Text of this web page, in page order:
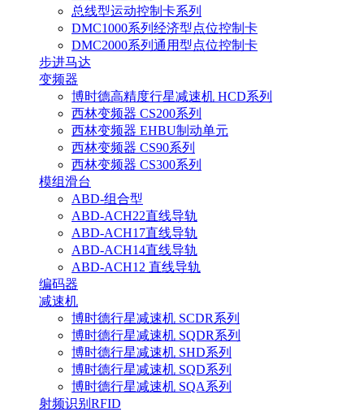
总线型运动控制卡系列
DMC1000系列经济型点位控制卡
DMC2000系列通用型点位控制卡
步进马达
变频器
博时德高精度行星减速机 HCD系列
西林变频器 CS200系列
西林变频器 EHBU制动单元
西林变频器 CS90系列
西林变频器 CS300系列
模组滑台
ABD-组合型
ABD-ACH22直线导轨
ABD-ACH17直线导轨
ABD-ACH14直线导轨
ABD-ACH12 直线导轨
编码器
减速机
博时德行星减速机 SCDR系列
博时德行星减速机 SQDR系列
博时德行星减速机 SHD系列
博时德行星减速机 SQD系列
博时德行星减速机 SQA系列
射频识别RFID